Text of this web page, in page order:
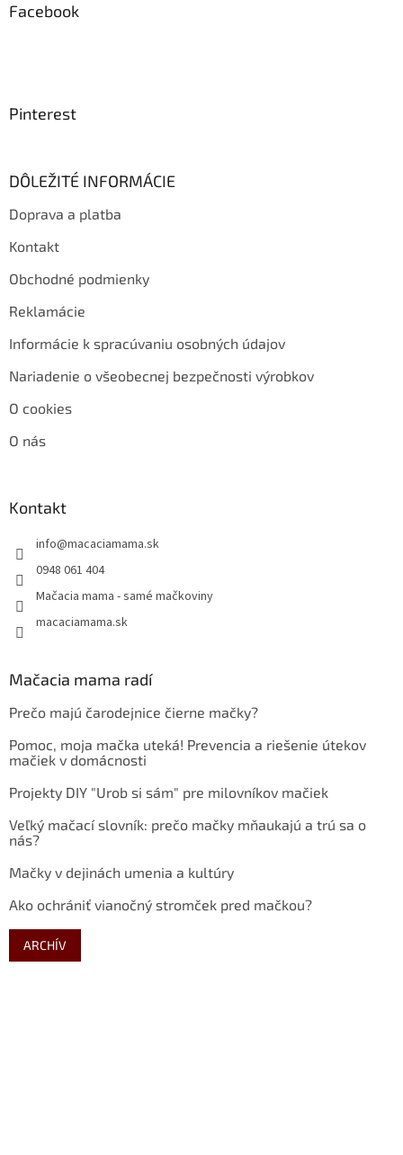
Facebook
Pinterest
DÔLEŽITÉ INFORMÁCIE
Doprava a platba
Kontakt
Obchodné podmienky
Reklamácie
Informácie k spracúvaniu osobných údajov
Nariadenie o všeobecnej bezpečnosti výrobkov
O cookies
O nás
Kontakt
info@macaciamama.sk
0948 061 404
Mačacia mama - samé mačkoviny
macaciamama.sk
Mačacia mama radí
Prečo majú čarodejnice čierne mačky?
Pomoc, moja mačka uteká! Prevencia a riešenie útekov
mačiek v domácnosti
Projekty DIY "Urob si sám" pre milovníkov mačiek
Veľký mačací slovník: prečo mačky mňaukajú a trú sa o
nás?
Mačky v dejinách umenia a kultúry
Ako ochrániť vianočný stromček pred mačkou?
ARCHÍV